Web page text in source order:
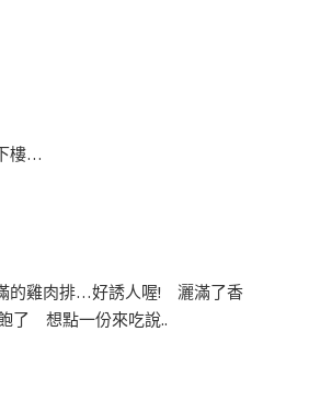
樓…
的雞肉排…好誘人喔! 灑滿了香
想點一份來吃說..